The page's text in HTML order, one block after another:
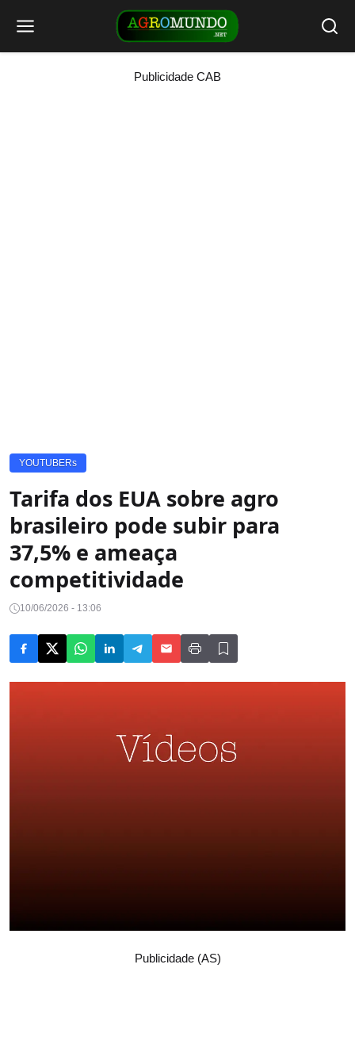
Publicidade CAB
YOUTUBERs
Tarifa dos EUA sobre agro
brasileiro pode subir para
37,5% e ameaça
competitividade
10/06/2026 - 13:06
Publicidade (AS)